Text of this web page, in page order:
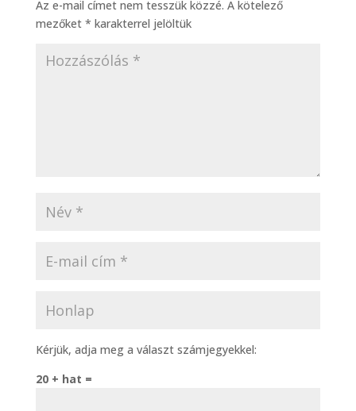
Az e-mail címet nem tesszük közzé. A kötelező
mezőket * karakterrel jelöltük
Kérjük, adja meg a választ számjegyekkel:
20 + hat =